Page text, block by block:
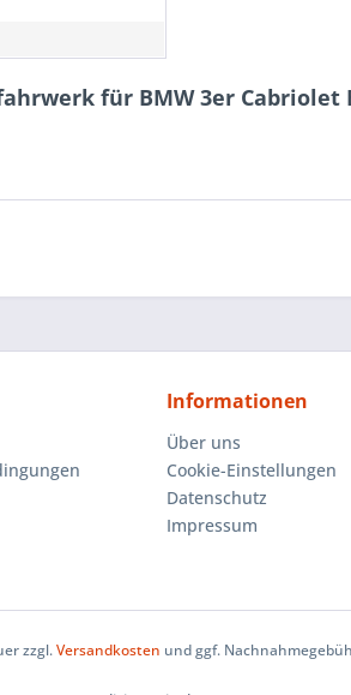
für BMW 3er Cabriolet
Informationen
Über uns
Cookie-Einstellungen
Datenschutz
Impressum
zzgl.Versandkosten und ggf.